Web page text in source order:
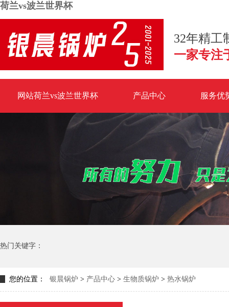
荷兰vs波兰世界杯
32年精
一家专注
网站荷兰vs波兰世界杯 产品中心 服务优
荷兰vs波兰世界杯
热门关键字：
您的位置： 银晨锅炉 > 产品中心 > 生物质锅炉 > 热水锅炉